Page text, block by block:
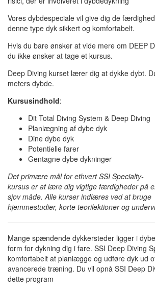
Vores dybdespeciale vil give dig de
denne type dyk sikkert og komfortabelt.
Hvis du bare ønsker at vide mere om DEEP
du ikke ønsker at tage et kursus.
Deep Diving kurset lærer dig at dykke dybt.
meters dybde.
Kursusindhold:
Dit Total Diving System & Deep Diving
Planlægning af dybe dyk
Dine dybe dyk
Potentielle farer
Gentagne dybe dykninger
Det primære mål for ethvert SSI Specialty-
kursus er at lære dig vigtige færdigheder på
sjov måde. Alle kurser indlæres ved at bruge
hjemmestudier, korte teorilektioner og
Mange spændende dykkersteder ligger i
form for dykning dig i fare. SSI Deep Diving
komfortabelt at planlægge og udføre dyk ud
avancerede træning. Du vil opnå SSI Deep
dette program